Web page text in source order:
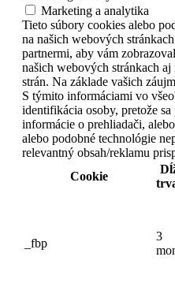
Marketing a analytika
Tieto súbory cookies alebo
na našich webových
partnermi, aby vám
našich webových stránkach
strán. Na základe vašich
S týmito informáciami vo
identifikácia osoby, pretože
informácie o prehliadači,
alebo podobné technológie
relevantný obsah/reklamu
Cookie
_fbp
3